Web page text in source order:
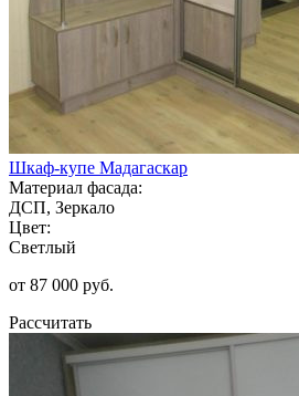
Шкаф-купе Мадагаскар
Материал фасада:
ДСП, Зеркало
Цвет:
Светлый
от 87 000 руб.
Рассчитать